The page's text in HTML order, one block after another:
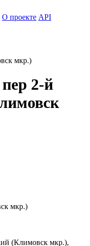
О проекте API
мкр.)
2-й
мкр.)
(Климовск мкр.),